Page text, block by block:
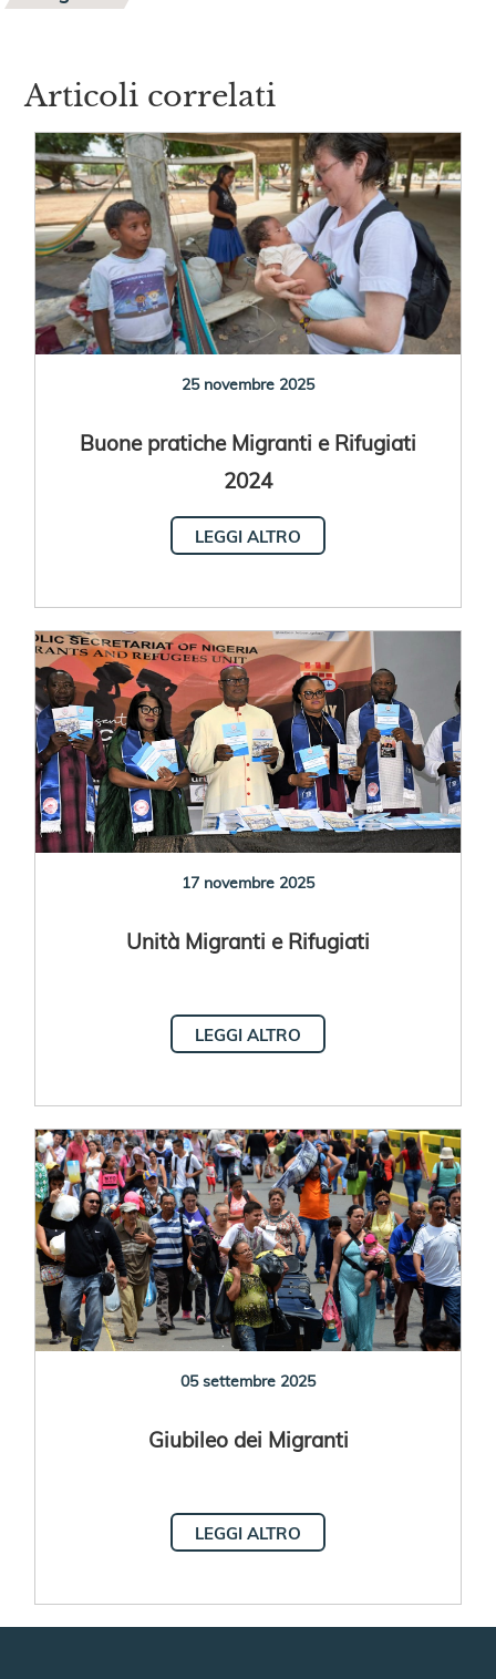
Articoli correlati
25 novembre 2025
Buone pratiche Migranti e Rifugiati
2024
LEGGI ALTRO
17 novembre 2025
Unità Migranti e Rifugiati
LEGGI ALTRO
05 settembre 2025
Giubileo dei Migranti
LEGGI ALTRO